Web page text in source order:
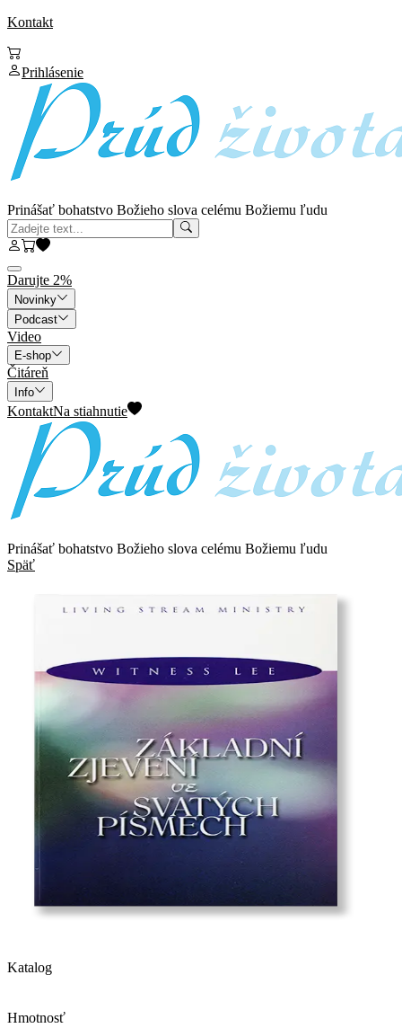
Kontakt
Prihlásenie
Prinášať bohatstvo Božieho slova celému Božiemu ľudu
Darujte 2%
Novinky
Podcast
Video
E-shop
Čitáreň
Info
KontaktNa stiahnutie
Prinášať bohatstvo Božieho slova celému Božiemu ľudu
Späť
Katalog
Hmotnosť